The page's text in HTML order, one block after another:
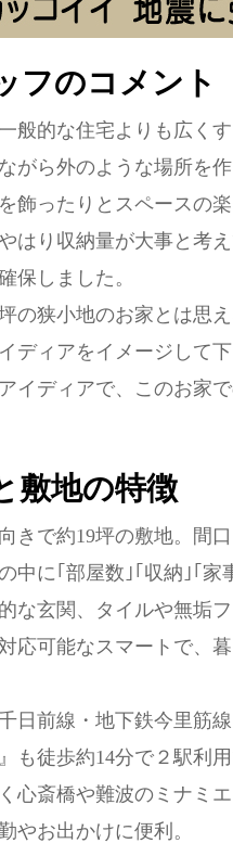
フのコメント
般的な住宅よりも広く
がら外のような場所を
飾ったりとスペースの
はり収納量が大事と考
保しました。
の狭小地のお家とは思
ディアをイメージして
イディアで、このお家
敷地の特徴
きで約19坪の敷地。間
中に｢部屋数｣｢収納｣｢
な玄関、タイルや無垢
対応可能なスマートで、
日前線・地下鉄今里筋
も徒歩約14分で２駅利
心斎橋や難波のミナミ
やお出かけに便利。